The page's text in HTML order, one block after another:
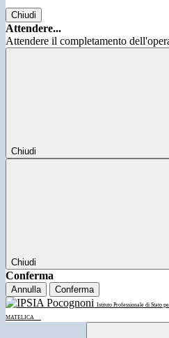
Chiudi
Attendere...
Attendere il completamento
Chiudi
Chiudi
Conferma
Annulla Conferma
Istituto Professionale di Stato
MATELICA